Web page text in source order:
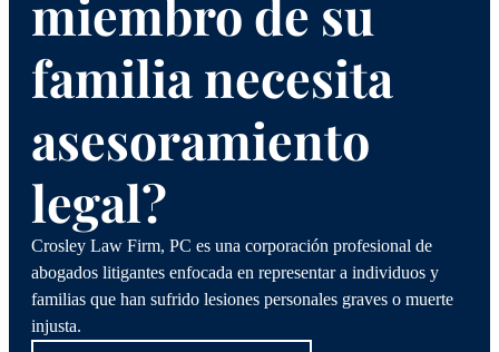
miembro de su
familia necesita
asesoramiento
legal?
Crosley Law Firm, PC es una corporación profesional de
abogados litigantes enfocada en representar a individuos y
familias que han sufrido lesiones personales graves o muerte
injusta.